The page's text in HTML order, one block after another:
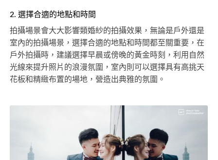
2. 選擇合適的地點和時間
拍攝場景會大大影響類婚紗的拍攝效果，無論是戶外還是
室內的拍攝場景，選擇合適的地點和時間都至關重要，在
戶外拍攝時，建議選擇早晨或傍晚的黃金時刻，利用自然
光線來提升照片的浪漫氛圍，室內則可以選擇具有高挑天
花板和精緻布置的場地，營造出典雅的氛圍。